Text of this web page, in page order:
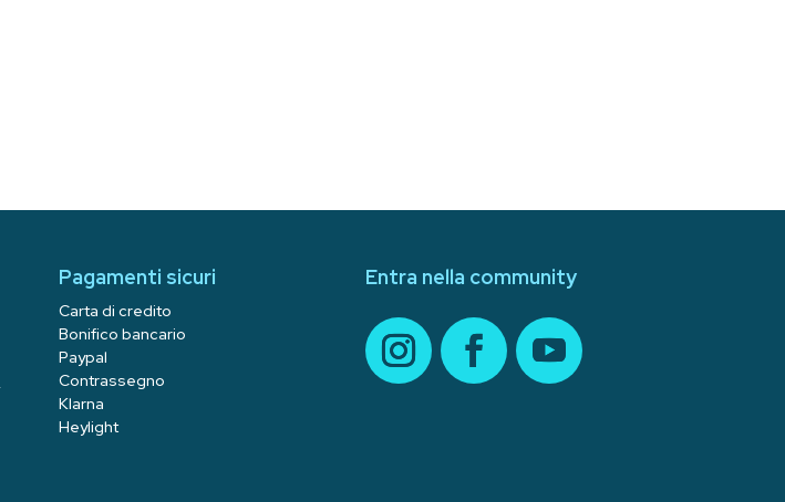
Pagamenti sicuri
Carta di credito
Bonifico bancario
Paypal
Contrassegno
Klarna
Heylight
Entra nella community